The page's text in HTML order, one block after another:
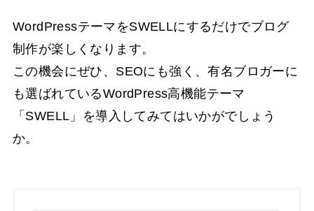
WordPressテーマをSWELLにするだけでブログ
制作が楽しくなります。
この機会にぜひ、SEOにも強く、有名ブロガーに
も選ばれているWordPress高機能テーマ
「SWELL」を導入してみてはいかがでしょう
か。